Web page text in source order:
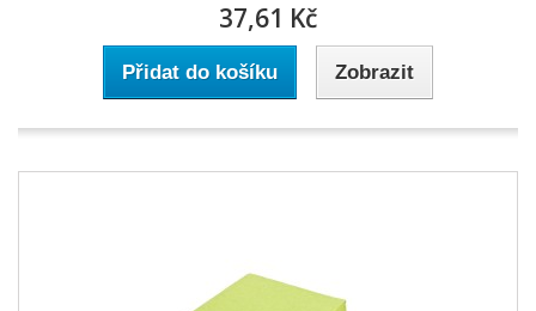
37,61 Kč
Přidat do košíku Zobrazit